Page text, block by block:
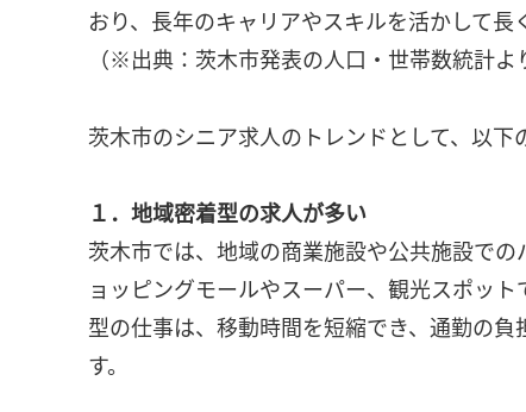
おり、長年のキャリアやスキルを活かして長
（※出典：茨木市発表の人口・世帯数統計よ
茨木市のシニア求人のトレンドとして、以下
１．地域密着型の求人が多い
茨木市では、地域の商業施設や公共施設で
ョッピングモールやスーパー、観光スポッ
型の仕事は、移動時間を短縮でき、通勤の
す。